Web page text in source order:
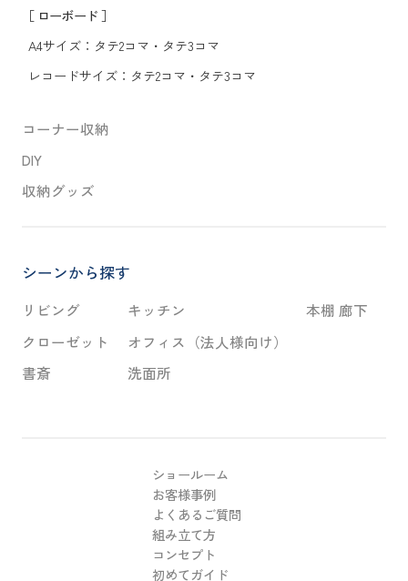
コーナー収納
DIY
収納グッズ
［ ローボード ］
A4サイズ： タテ2コマ ・ タテ3コマ
レコードサイズ： タテ2コマ ・ タテ3コマ
シーンから探す
リビング
クローゼット
書斎
キッチン
オフィス（法人様向け）
洗面所
本棚 廊下
ショールーム
お客様事例
よくあるご質問
組み立て方
コンセプト
初めてガイド